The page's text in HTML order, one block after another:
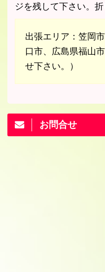
ジを残して下さい。
出張エリア：笠岡
口市、広島県福山
せ下さい。）
お問合せ